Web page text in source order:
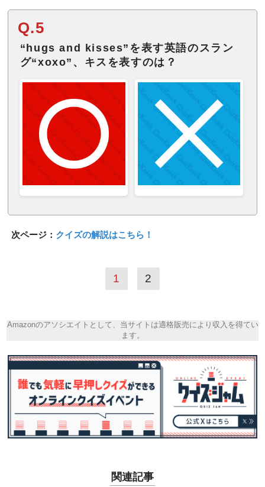
Q.5
“hugs and kisses”を表す英語のスラン
グ“xoxo”、キスを表すのは？
次ページ： クイズの解説はこちら！
1 2
Amazonのアソシエイトとして、当サイトは適格販売により収入を得てい
ます。
関連記事